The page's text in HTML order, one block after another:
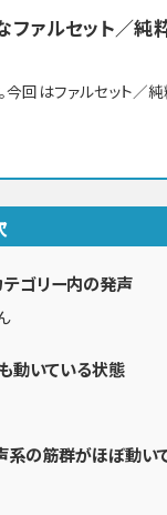
ファルセット／
回はファルセット／
テゴリー内の発声
動いている状態
系の筋群がほぼ動い